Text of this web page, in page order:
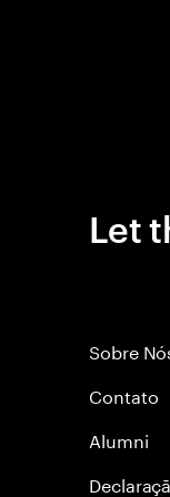
Let
Sobre
Contato
Alumni